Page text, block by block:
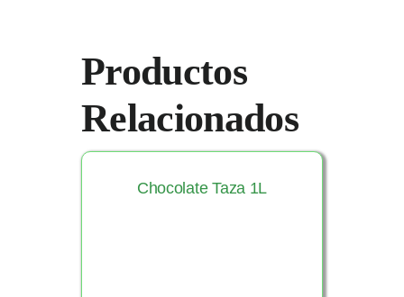
Productos
Relacionados
Chocolate Taza 1L